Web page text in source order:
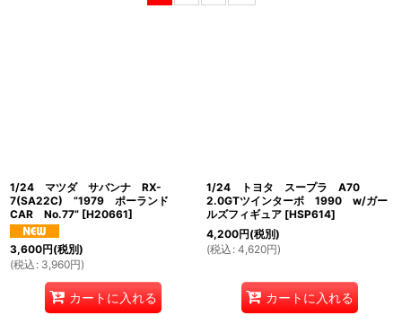
1/24 マツダ サバンナ RX-
7(SA22C) ”1979 ポーランド
CAR No.77” [H20661]
3,600円(税別)
(税込 : 3,960円)
カートに入れる
1/24 トヨタ スープラ A70
2.0GTツインターボ 1990 w/ガー
ルズフィギュア [HSP614]
4,200円(税別)
(税込 : 4,620円)
カートに入れる